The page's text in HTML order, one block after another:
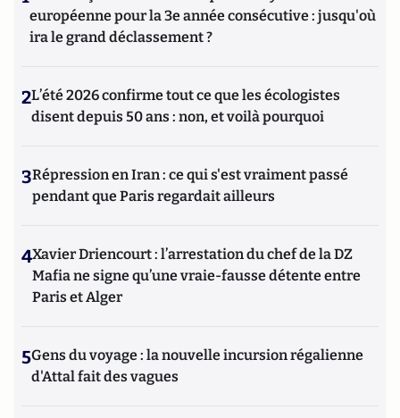
européenne pour la 3e année consécutive : jusqu'où
ira le grand déclassement ?
2L’été 2026 confirme tout ce que les écologistes
disent depuis 50 ans : non, et voilà pourquoi
3Répression en Iran : ce qui s'est vraiment passé
pendant que Paris regardait ailleurs
4Xavier Driencourt : l’arrestation du chef de la DZ
Mafia ne signe qu’une vraie-fausse détente entre
Paris et Alger
5Gens du voyage : la nouvelle incursion régalienne
d'Attal fait des vagues